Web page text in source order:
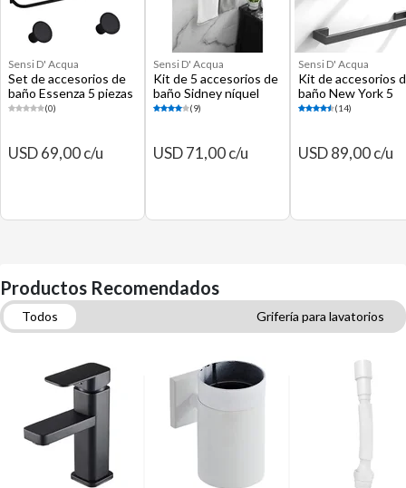
Sensi D' Acqua
Set de accesorios de
baño Essenza 5 piezas
(0)
USD 69,00 c/u
Sensi D' Acqua
Kit de 5 accesorios de
baño Sidney níquel
satinado
(9)
USD 71,00 c/u
Sensi D' Acqua
Kit de accesorios
baño New York 5
piezas(14)
USD 89,00 c/u
Productos Recomendados
Todos
Grifería para lavatorios
Accesorios para baños
Tachos, basureros y papeleros
Grifería para duchas
Columnas y barras de ducha